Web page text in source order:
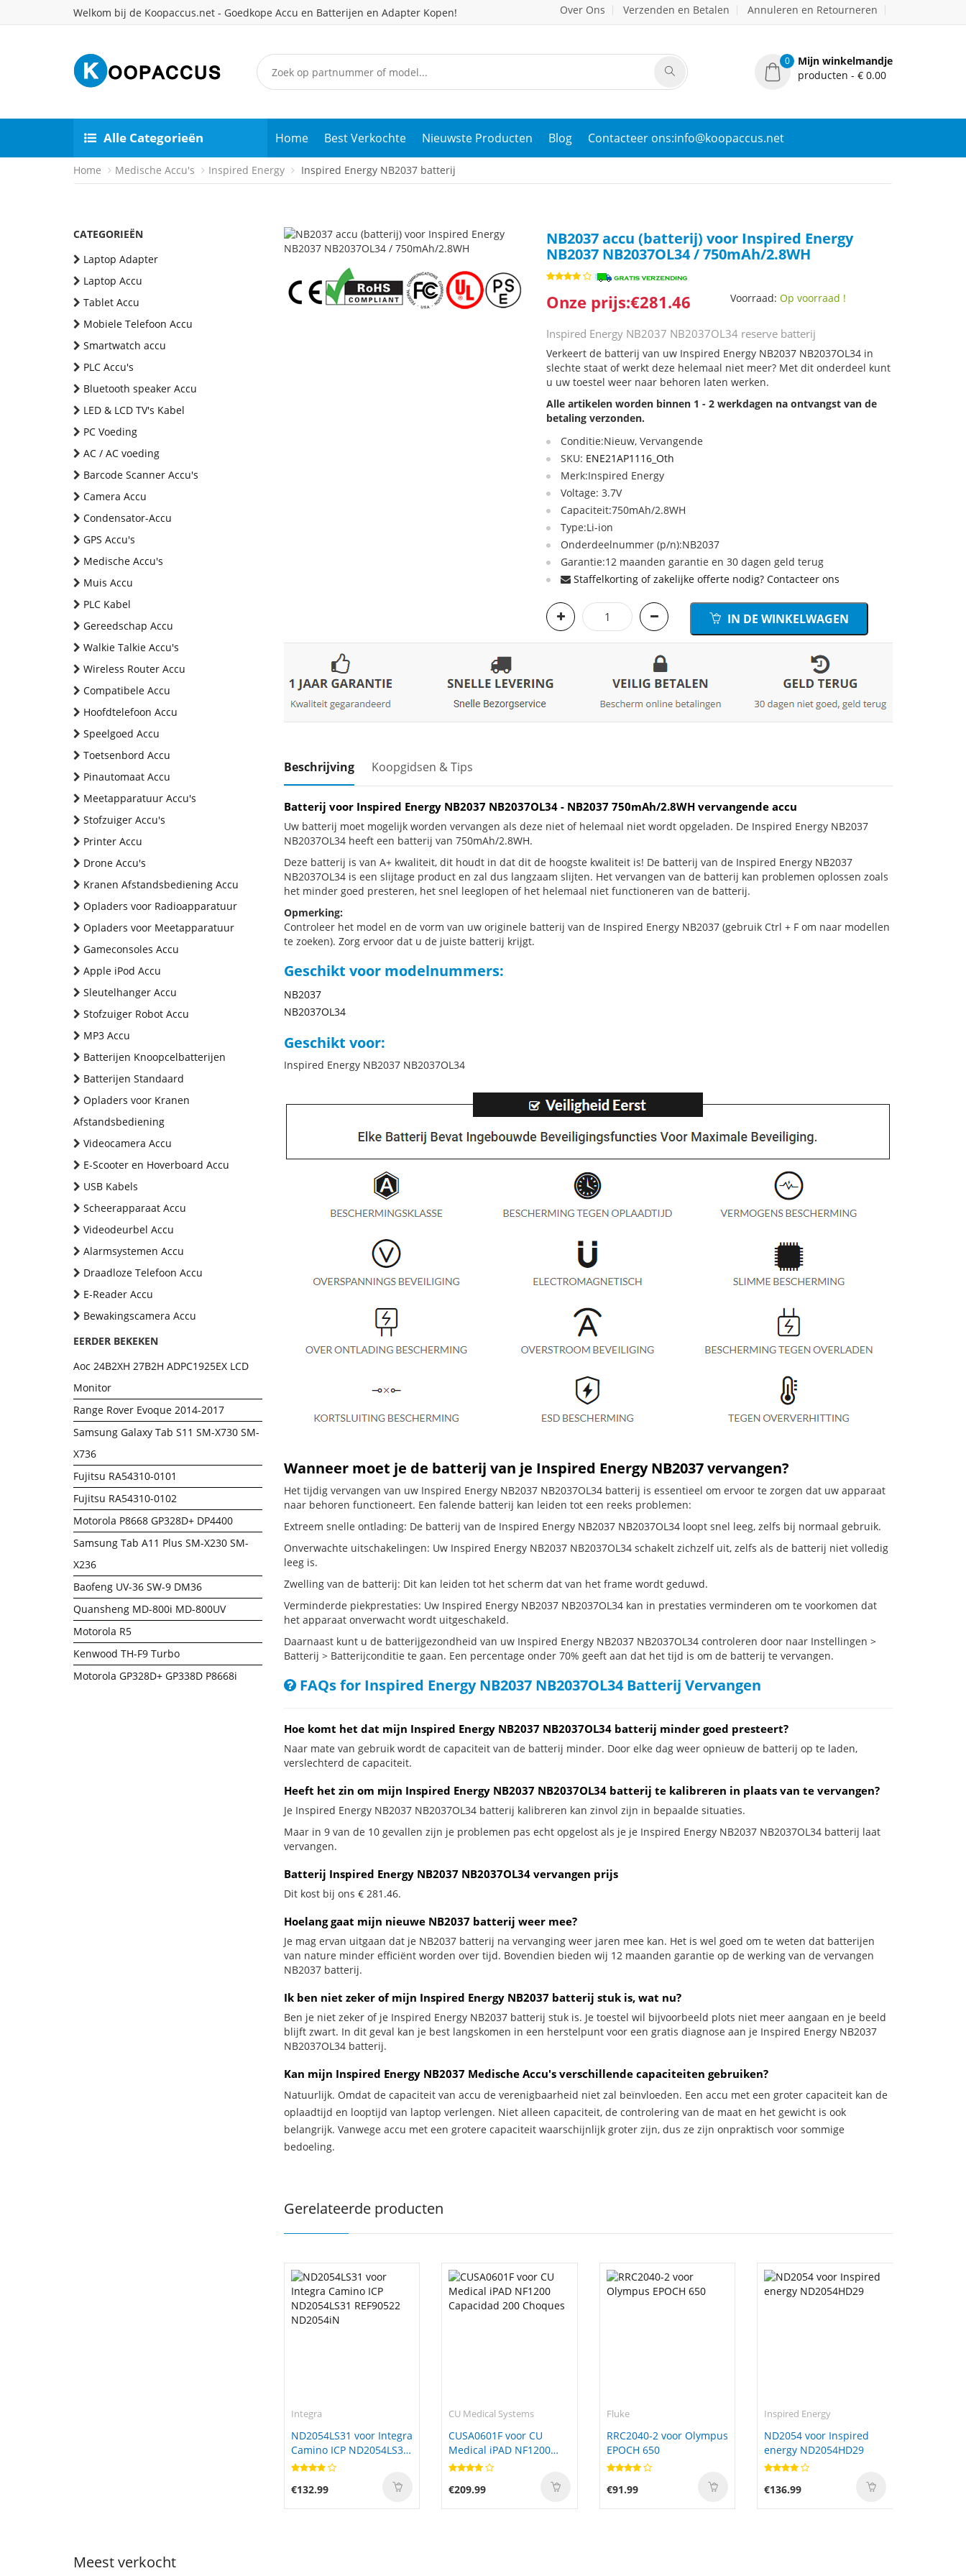
Welkom bij de Koopaccus.net - Goedkope Accu en Batterijen en Adapter Kopen! Over Ons Verzenden en Betalen Annuleren en Retourneren
0
Mijn winkelmandje
producten - € 0.00
Alle Categorieën Home Best Verkochte Nieuwste Producten Blog Contacteer ons:info@koopaccus.net
Home Medische Accu's Inspired Energy Inspired Energy NB2037 batterij
CATEGORIEËN
Laptop Adapter
Laptop Accu
Tablet Accu
Mobiele Telefoon Accu
Smartwatch accu
PLC Accu's
Bluetooth speaker Accu
LED & LCD TV's Kabel
PC Voeding
AC / AC voeding
Barcode Scanner Accu's
Camera Accu
Condensator-Accu
GPS Accu's
Medische Accu's
Muis Accu
PLC Kabel
Gereedschap Accu
Walkie Talkie Accu's
Wireless Router Accu
Compatibele Accu
Hoofdtelefoon Accu
Speelgoed Accu
Toetsenbord Accu
Pinautomaat Accu
Meetapparatuur Accu's
Stofzuiger Accu's
Printer Accu
Drone Accu's
Kranen Afstandsbediening Accu
Opladers voor Radioapparatuur
Opladers voor Meetapparatuur
Gameconsoles Accu
Apple iPod Accu
Sleutelhanger Accu
Stofzuiger Robot Accu
MP3 Accu
Batterijen Knoopcelbatterijen
Batterijen Standaard
Opladers voor Kranen
Afstandsbediening
Videocamera Accu
E-Scooter en Hoverboard Accu
USB Kabels
Scheerapparaat Accu
Videodeurbel Accu
Alarmsystemen Accu
Draadloze Telefoon Accu
E-Reader Accu
Bewakingscamera Accu
EERDER BEKEKEN
Aoc 24B2XH 27B2H ADPC1925EX LCD
Monitor
Range Rover Evoque 2014-2017
Samsung Galaxy Tab S11 SM-X730 SM-
X736
Fujitsu RA54310-0101
Fujitsu RA54310-0102
Motorola P8668 GP328D+ DP4400
Samsung Tab A11 Plus SM-X230 SM-
X236
Baofeng UV-36 SW-9 DM36
Quansheng MD-800i MD-800UV
Motorola R5
Kenwood TH-F9 Turbo
Motorola GP328D+ GP338D P8668i
NB2037 accu (batterij) voor Inspired Energy
NB2037 NB2037OL34 / 750mAh/2.8WH
Onze prijs:€281.46 Voorraad:Op voorraad !
Inspired Energy NB2037 NB2037OL34 reserve batterij
Verkeert de batterij van uw Inspired Energy NB2037 NB2037OL34 in
slechte staat of werkt deze helemaal niet meer? Met dit onderdeel kunt
u uw toestel weer naar behoren laten werken.
Alle artikelen worden binnen 1 - 2 werkdagen na ontvangst van de
betaling verzonden.
Conditie:Nieuw, Vervangende
SKU: ENE21AP1116_Oth
Merk:Inspired Energy
Voltage: 3.7V
Capaciteit:750mAh/2.8WH
Type:Li-ion
Onderdeelnummer (p/n):NB2037
Garantie:12 maanden garantie en 30 dagen geld terug
Staffelkorting of zakelijke offerte nodig? Contacteer ons
IN DE WINKELWAGEN
Beschrijving Koopgidsen & Tips
Batterij voor Inspired Energy NB2037 NB2037OL34 - NB2037 750mAh/2.8WH vervangende accu
Uw batterij moet mogelijk worden vervangen als deze niet of helemaal niet wordt opgeladen. De Inspired Energy NB2037
NB2037OL34 heeft een batterij van 750mAh/2.8WH.
Deze batterij is van A+ kwaliteit, dit houdt in dat dit de hoogste kwaliteit is! De batterij van de Inspired Energy NB2037
NB2037OL34 is een slijtage product en zal dus langzaam slijten. Het vervangen van de batterij kan problemen oplossen zoals
het minder goed presteren, het snel leeglopen of het helemaal niet functioneren van de batterij.
Opmerking:
Controleer het model en de vorm van uw originele batterij van de Inspired Energy NB2037 (gebruik Ctrl + F om naar modellen
te zoeken). Zorg ervoor dat u de juiste batterij krijgt.
Geschikt voor modelnummers:
NB2037
NB2037OL34
Geschikt voor:
Inspired Energy NB2037 NB2037OL34
Wanneer moet je de batterij van je Inspired Energy NB2037 vervangen?
Het tijdig vervangen van uw Inspired Energy NB2037 NB2037OL34 batterij is essentieel om ervoor te zorgen dat uw apparaat
naar behoren functioneert. Een falende batterij kan leiden tot een reeks problemen:
Extreem snelle ontlading: De batterij van de Inspired Energy NB2037 NB2037OL34 loopt snel leeg, zelfs bij normaal gebruik.
Onverwachte uitschakelingen: Uw Inspired Energy NB2037 NB2037OL34 schakelt zichzelf uit, zelfs als de batterij niet volledig
leeg is.
Zwelling van de batterij: Dit kan leiden tot het scherm dat van het frame wordt geduwd.
Verminderde piekprestaties: Uw Inspired Energy NB2037 NB2037OL34 kan in prestaties verminderen om te voorkomen dat
het apparaat onverwacht wordt uitgeschakeld.
Daarnaast kunt u de batterijgezondheid van uw Inspired Energy NB2037 NB2037OL34 controleren door naar Instellingen >
Batterij > Batterijconditie te gaan. Een percentage onder 70% geeft aan dat het tijd is om de batterij te vervangen.
FAQs for Inspired Energy NB2037 NB2037OL34 Batterij Vervangen
Hoe komt het dat mijn Inspired Energy NB2037 NB2037OL34 batterij minder goed presteert?
Naar mate van gebruik wordt de capaciteit van de batterij minder. Door elke dag weer opnieuw de batterij op te laden,
verslechterd de capaciteit.
Heeft het zin om mijn Inspired Energy NB2037 NB2037OL34 batterij te kalibreren in plaats van te vervangen?
Je Inspired Energy NB2037 NB2037OL34 batterij kalibreren kan zinvol zijn in bepaalde situaties.
Maar in 9 van de 10 gevallen zijn je problemen pas echt opgelost als je je Inspired Energy NB2037 NB2037OL34 batterij laat
vervangen.
Batterij Inspired Energy NB2037 NB2037OL34 vervangen prijs
Dit kost bij ons € 281.46.
Hoelang gaat mijn nieuwe NB2037 batterij weer mee?
Je mag ervan uitgaan dat je NB2037 batterij na vervanging weer jaren mee kan. Het is wel goed om te weten dat batterijen
van nature minder efficiënt worden over tijd. Bovendien bieden wij 12 maanden garantie op de werking van de vervangen
NB2037 batterij.
Ik ben niet zeker of mijn Inspired Energy NB2037 batterij stuk is, wat nu?
Ben je niet zeker of je Inspired Energy NB2037 batterij stuk is. Je toestel wil bijvoorbeeld plots niet meer aangaan en je beeld
blijft zwart. In dit geval kan je best langskomen in een herstelpunt voor een gratis diagnose aan je Inspired Energy NB2037
NB2037OL34 batterij.
Kan mijn Inspired Energy NB2037 Medische Accu's verschillende capaciteiten gebruiken?
Natuurlijk. Omdat de capaciteit van accu de verenigbaarheid niet zal beïnvloeden. Een accu met een groter capaciteit kan de
oplaadtijd en looptijd van laptop verlengen. Niet alleen capaciteit, de controlering van de maat en het gewicht is ook
belangrijk. Vanwege accu met een grotere capaciteit waarschijnlijk groter zijn, dus ze zijn onpraktisch voor sommige
bedoeling.
Gerelateerde producten
Integra
ND2054LS31 voor Integra
Camino ICP ND2054LS31
REF90522 ND2054iN
€132.99
CU Medical Systems
CUSA0601F voor CU
Medical iPAD NF1200
Capacidad 200 Choques
€209.99
Fluke
RRC2040-2 voor Olympus
EPOCH 650
€91.99
Inspired Energy
ND2054 voor Inspired
energy ND2054HD29
€136.99
Meest verkocht